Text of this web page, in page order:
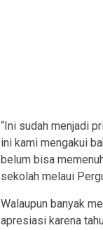
“Ini sudah menjadi
ini kami mengakui
belum bisa
sekolah melaui
Walaupun banyak
apresiasi karena